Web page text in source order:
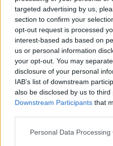
targeted advertising by us,
section to confirm your
opt-out request is processed
interest-based ads based on
us or personal information
your opt-out. You may
disclosure of your personal
IAB’s list of downstream
also be disclosed by us to third
Downstream Participants that
Personal Data Processing
articoli
falsi e diffamatori
Quotidiano", il
persone oggetto delle
diffamatorie
la propria reputazione
dell'azione
legali".